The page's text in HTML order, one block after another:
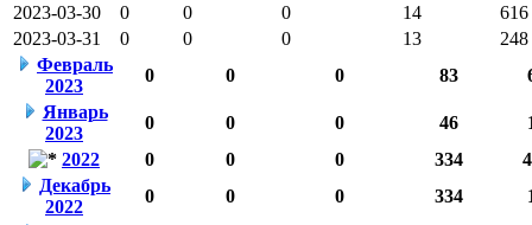
2023-03-30
0 0 0 14
616
2023-03-31
0 0 0 13
248
Февраль
2023
0 0 0 83
Январь
2023
0 0 0 46
2022
0 0 0 334
Декабрь
2022
0 0 0 334